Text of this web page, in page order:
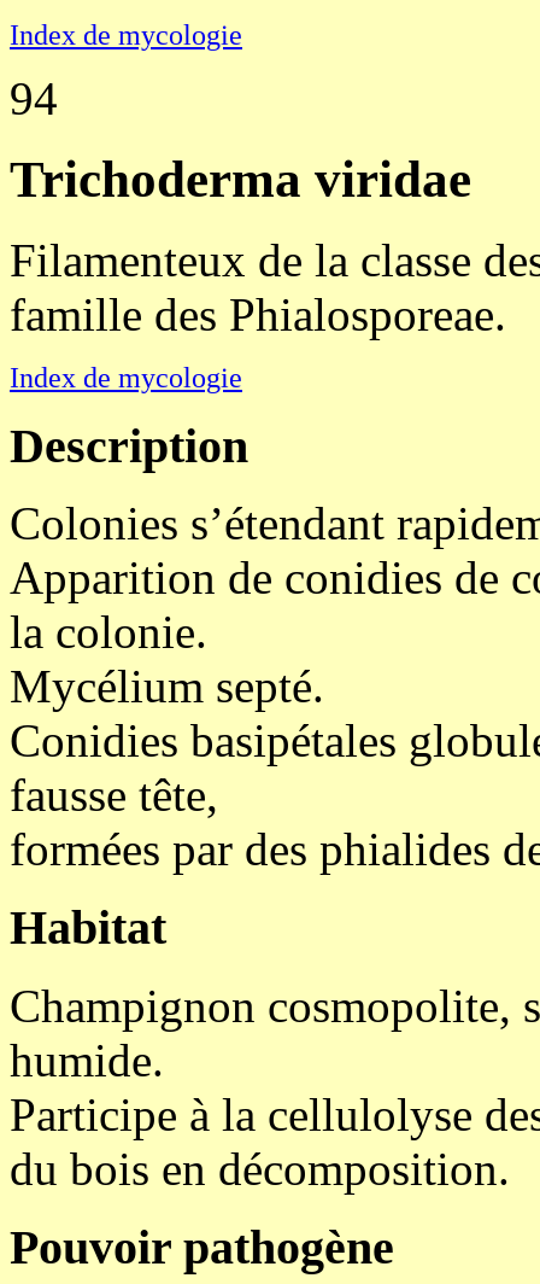
Index de mycologie
94
Trichoderma viridae
Filamenteux de la classe
famille des Phialosporeae.
Index de mycologie
Description
Colonies s’étendant
Apparition de conidies de
la colonie.
Mycélium septé.
Conidies basipétales
fausse tête,
formées par des phialides
Habitat
Champignon cosmopolite,
humide.
Participe à la cellulolyse
du bois en décomposition.
Pouvoir pathogène